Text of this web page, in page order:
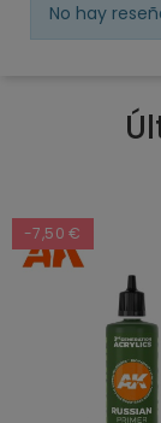
No hay
-7,50 €